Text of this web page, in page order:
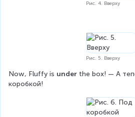
Рис. 4. Вверху
Рис. 5. Вверху
Now, Fluffy is under the box! — А
коробкой!